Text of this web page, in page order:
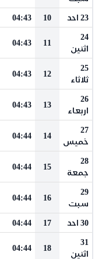
23 احد 10
04:43
24
اثنين
11
04:43
25
ثلاثاء
12
04:43
26
اربعاء
13
04:43
27
خميس
14
04:44
28
جمعة
15
04:44
29
سبت
16
04:44
30 احد 17
04:44
31
اثنين
18
04:44